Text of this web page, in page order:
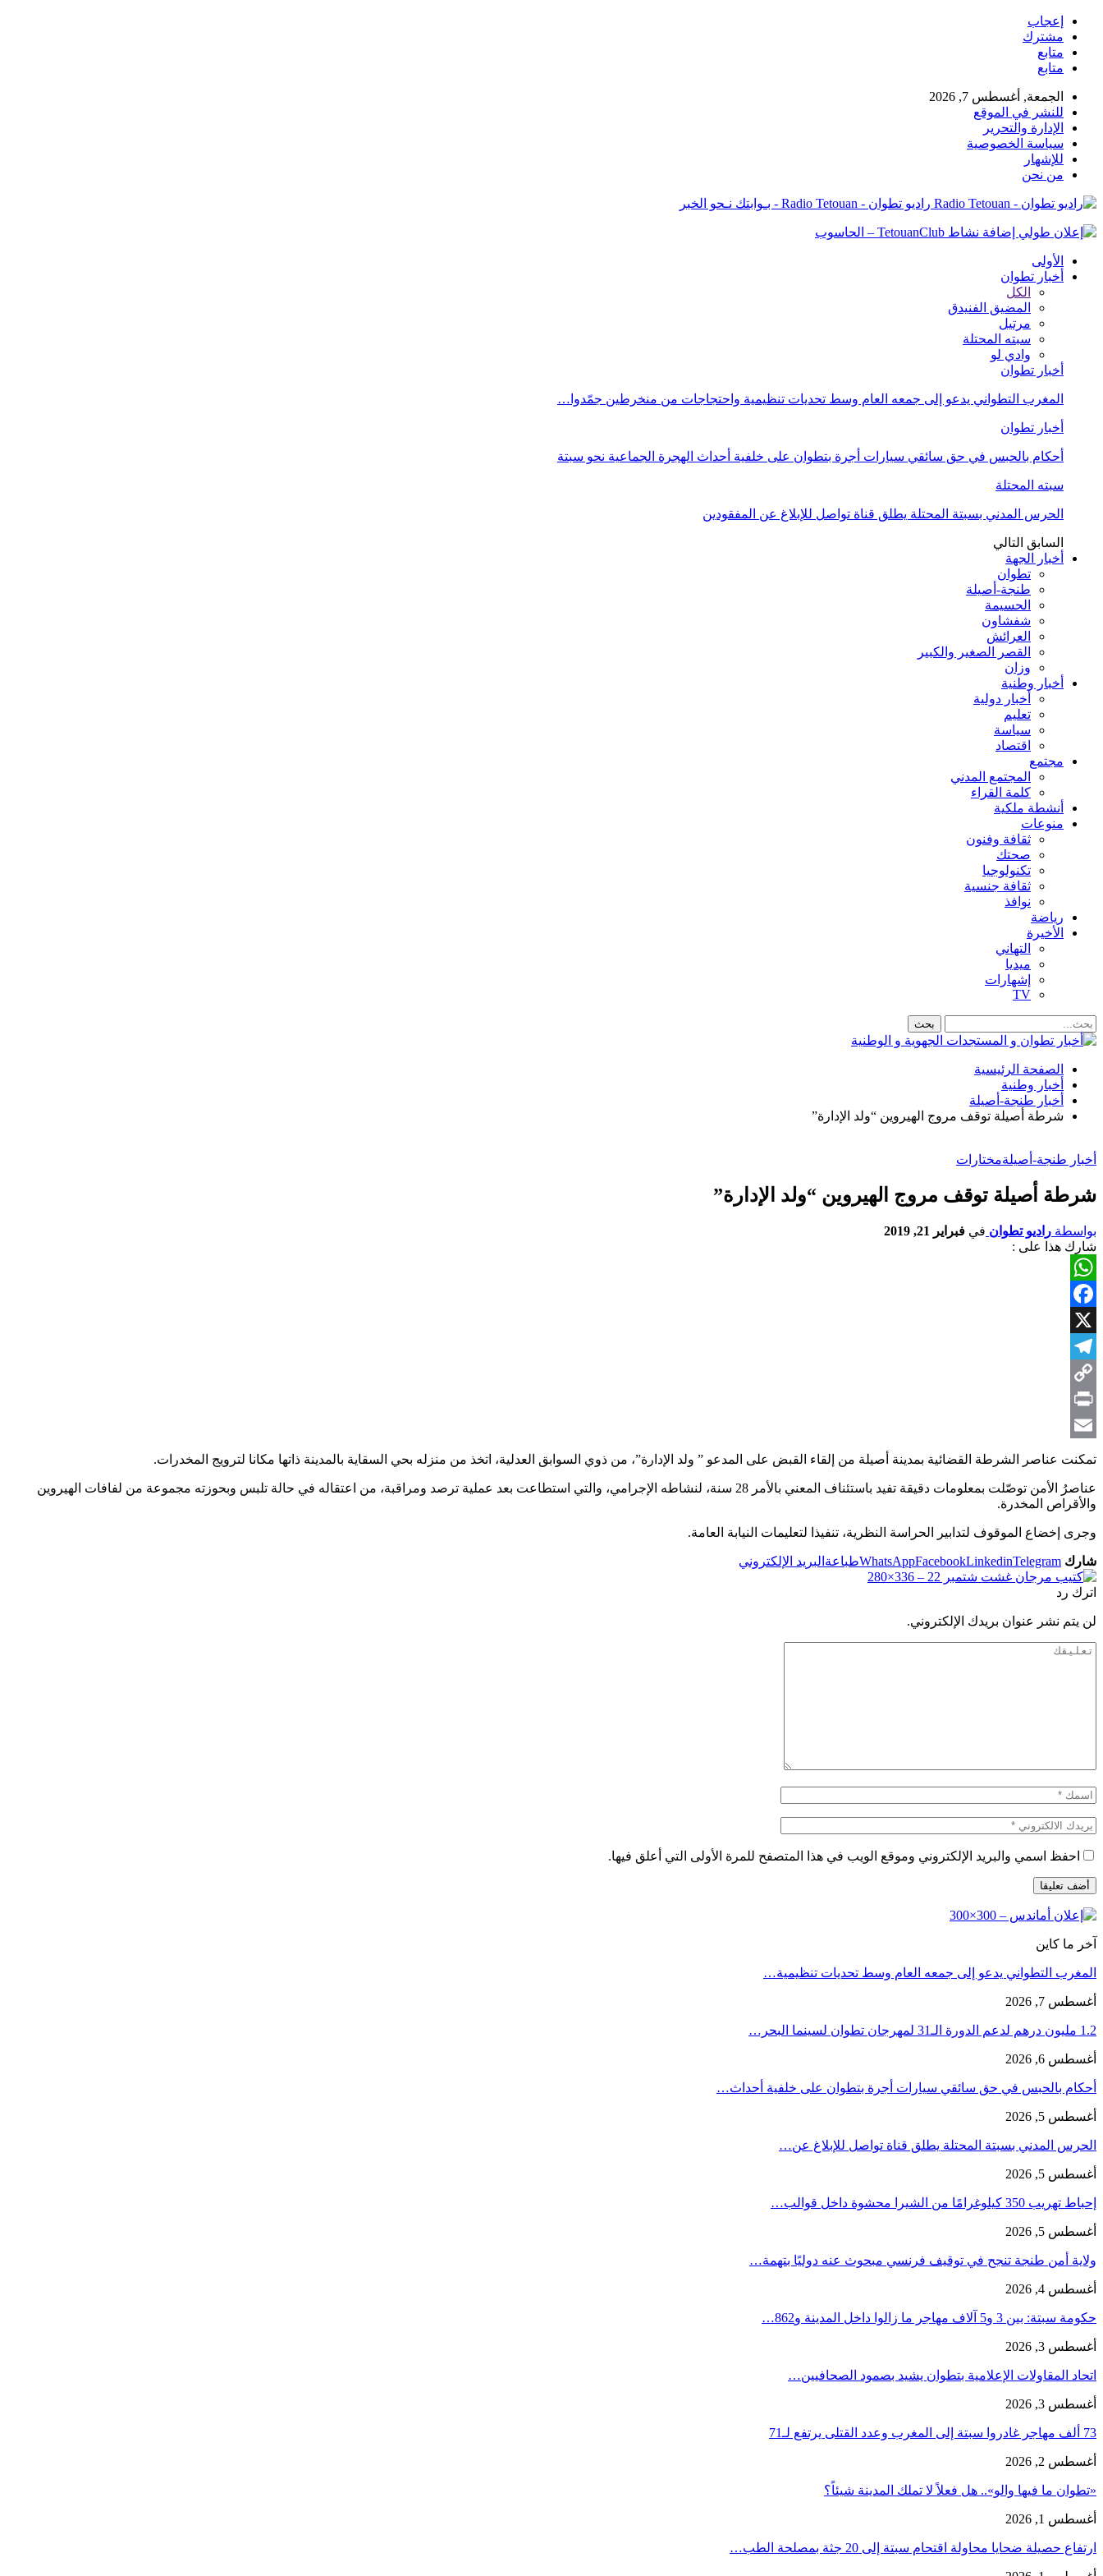
إعجاب
مشترك
متابع
متابع
الجمعة, أغسطس 7, 2026
للنشر في الموقع
الإدارة والتحرير
سياسة الخصوصية
للإشهار
من نحن
راديو تطوان - Radio Tetouan - بـوابتك نـحو الخبر
الأولى
أخبار تطوان
الكل
المضيق الفنيدق
مرتيل
سبته المحتلة
وادي لو
أخبار تطوان
المغرب التطواني يدعو إلى جمعه العام وسط تحديات تنظيمية واحتجاجات من منخرطين جمّدوا…
أخبار تطوان
أحكام بالحبس في حق سائقي سيارات أجرة بتطوان على خلفية أحداث الهجرة الجماعية نحو سبتة
سبته المحتلة
الحرس المدني بسبتة المحتلة يطلق قناة تواصل للإبلاغ عن المفقودين
السابق التالي
أخبار الجهة
تطوان
طنجة-أصيلة
الحسيمة
شفشاون
العرائش
القصر الصغير والكبير
وزان
أخبار وطنية
أخبار دولية
تعليم
سياسة
اقتصاد
مجتمع
المجتمع المدني
كلمة القراء
أنشطة ملكية
منوعات
ثقافة وفنون
صحتك
تكنولوجيا
ثقافة جنسية
نوافذ
رياضة
الأخيرة
التهاني
ميديا
إشهارات
TV
الصفحة الرئيسية
أخبار وطنية
أخبار طنجة-أصيلة
شرطة أصيلة توقف مروج الهيروين “ولد الإدارة”
أخبار طنجة-أصيلةمختارات
شرطة أصيلة توقف مروج الهيروين “ولد الإدارة”
بواسطة راديو تطوان في فبراير 21, 2019
شارك هذا على :
WhatsApp
Facebook
X
Telegram
Copy
Link
Print
Email
تمكنت عناصر الشرطة القضائية بمدينة أصيلة من إلقاء القبض على المدعو ” ولد الإدارة”، من ذوي السوابق العدلية، اتخذ من منزله بحي السقاية بالمدينة ذاتها مكانا لترويج المخدرات.
عناصرُ الأمن توصّلت بمعلومات دقيقة تفيد باستئناف المعني بالأمر 28 سنة، لنشاطه الإجرامي، والتي استطاعت بعد عملية ترصد ومراقبة، من اعتقاله في حالة تلبس وبحوزته مجموعة من لفافات الهيروين
والأقراص المخدرة.
وجرى إخضاع الموقوف لتدابير الحراسة النظرية، تنفيذا لتعليمات النيابة العامة.
شارك WhatsAppFacebookLinkedinTelegram طباعة البريد الإلكتروني
اترك رد
لن يتم نشر عنوان بريدك الإلكتروني.
احفظ اسمي والبريد الإلكتروني وموقع الويب في هذا المتصفح للمرة الأولى التي أعلق فيها.
آخر ما كاين
المغرب التطواني يدعو إلى جمعه العام وسط تحديات تنظيمية…
أغسطس 7, 2026
1.2 مليون درهم لدعم الدورة الـ31 لمهرجان تطوان لسينما البحر…
أغسطس 6, 2026
أحكام بالحبس في حق سائقي سيارات أجرة بتطوان على خلفية أحداث…
أغسطس 5, 2026
الحرس المدني بسبتة المحتلة يطلق قناة تواصل للإبلاغ عن…
أغسطس 5, 2026
إحباط تهريب 350 كيلوغرامًا من الشيرا محشوة داخل قوالب…
أغسطس 5, 2026
ولاية أمن طنجة تنجح في توقيف فرنسي مبحوث عنه دوليًا بتهمة…
أغسطس 4, 2026
حكومة سبتة: بين 3 و5 آلاف مهاجر ما زالوا داخل المدينة و862…
أغسطس 3, 2026
اتحاد المقاولات الإعلامية بتطوان يشيد بصمود الصحافيين…
أغسطس 3, 2026
73 ألف مهاجر غادروا سبتة إلى المغرب وعدد القتلى يرتفع لـ71
أغسطس 2, 2026
«تطوان ما فيها والو».. هل فعلاً لا تملك المدينة شيئاً؟
أغسطس 1, 2026
ارتفاع حصيلة ضحايا محاولة اقتحام سبتة إلى 20 جثة بمصلحة الطب…